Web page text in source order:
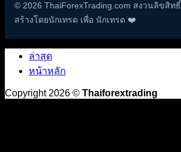
© 2026 ThaiForexTrading.com สงวนลิขสิท
สร้างโดยนักเทรด เพื่อ นักเทรด ❤️
ล่าสุด
หน้าหลัก
Copyright 2026 © Thaiforextrading